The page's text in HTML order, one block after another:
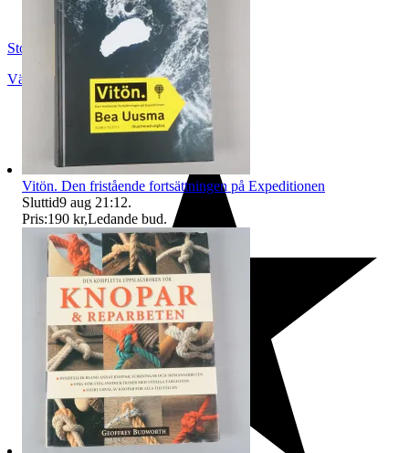
StockholmsStadsmission
Västerhaninge,Sverige
Vitön. Den fristående fortsättningen på Expeditionen
Sluttid9 aug 21:12.
Pris:190 kr,Ledande bud.